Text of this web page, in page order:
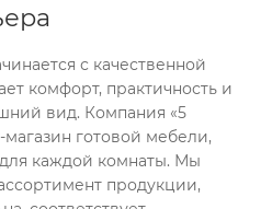
с качественной
комфорт, практичность и
вид. Компания «5
готовой мебели,
каждой комнаты. Мы
продукции,